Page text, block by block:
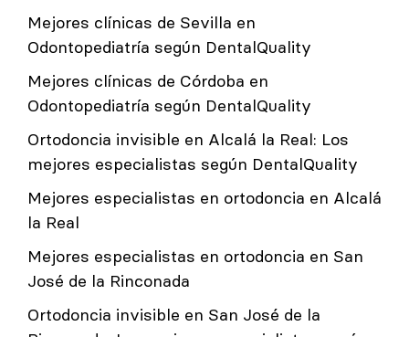
Mejores clínicas de Sevilla en
Odontopediatría según DentalQuality
Mejores clínicas de Córdoba en
Odontopediatría según DentalQuality
Ortodoncia invisible en Alcalá la Real: Los
mejores especialistas según DentalQuality
Mejores especialistas en ortodoncia en Alcalá
la Real
Mejores especialistas en ortodoncia en San
José de la Rinconada
Ortodoncia invisible en San José de la